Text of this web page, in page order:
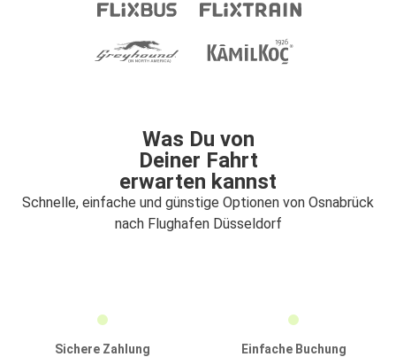
Was Du von
Deiner Fahrt
erwarten kannst
Schnelle, einfache und günstige Optionen von Osnabrück
nach Flughafen Düsseldorf
Sichere Zahlung
Einfache Buchung